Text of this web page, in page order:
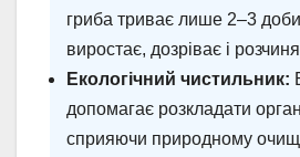
гриба триває лише 2–3
виростає, дозріває і
Екологічний чистильник:
допомагає розкладати
сприяючи природному